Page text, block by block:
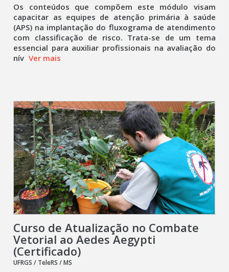
Os conteúdos que compõem este módulo visam
capacitar as equipes de atenção primária à saúde
(APS) na implantação do fluxograma de atendimento
com classificação de risco. Trata-se de um tema
essencial para auxiliar profissionais na avaliação do
nív Ver mais
Curso de Atualização no Combate
Vetorial ao Aedes Aegypti
(Certificado)
UFRGS / TeleRS / MS